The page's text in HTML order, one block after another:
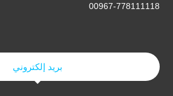
00967-778111118
بريد إلكتروني